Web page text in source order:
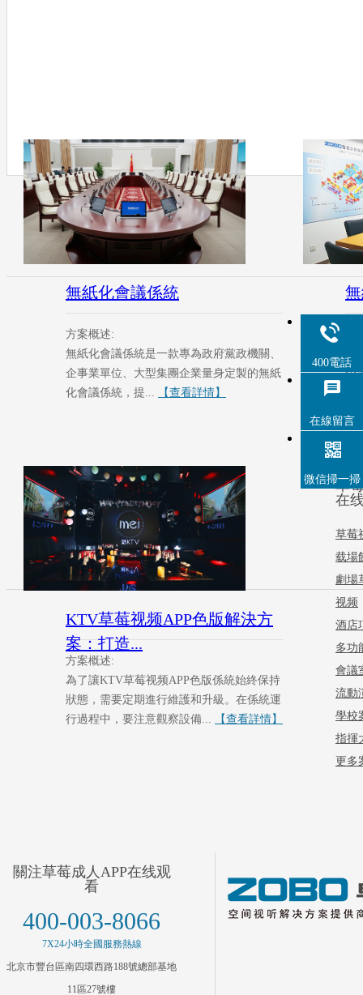
無紙化會議係統
方案概述:
無紙化會議係統是一款專為政府黨政機關、
企事業單位、大型集團企業量身定製的無紙
化會議係統，提...
【查看詳情】
企
KTV草莓视频APP色版解決方
案：打造...
方案概述:
為了讓KTV草莓视频APP色版係統始終保持
狀態，需要定期進行維護和升級。在係統運
行過程中，要注意觀察設備...
【查看詳情】
草
在
草莓
载場
劇場
视频
酒店
多功
會議
流動
學校
指揮
更多
關注草莓成人APP在线观
看
400-003-8066
7X24小時全國服務熱線
北京市豐台區南四環西路188號總部基地
11區27號樓
400電話
在線留言
微信掃一掃